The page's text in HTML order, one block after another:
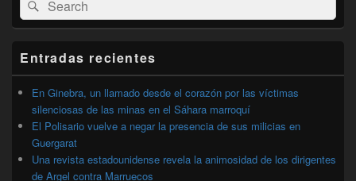
área
de
lateral
primaria
por:
Entradas recientes
En Ginebra, un llamado desde el corazón por las víctimas
silenciosas de las minas en el Sáhara marroquí
El Polisario vuelve a negar la presencia de sus milicias en
Guergarat
Una revista estadounidense revela la animosidad de los dirigentes
de Argel contra Marruecos